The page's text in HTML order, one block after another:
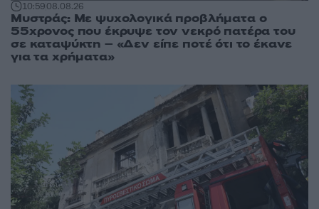
10:5908.08.26
Μυστράς: Με ψυχολογικά προβλήματα ο
55χρονος που έκρυψε τον νεκρό πατέρα του
σε καταψύκτη – «Δεν είπε ποτέ ότι το έκανε
για τα χρήματα»